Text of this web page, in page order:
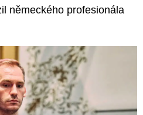
německého profesionála